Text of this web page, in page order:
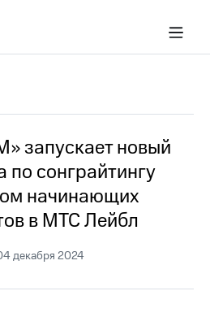
запускает новый
по сонграйтингу
начинающих
в МТС Лейбл
декабря 2024